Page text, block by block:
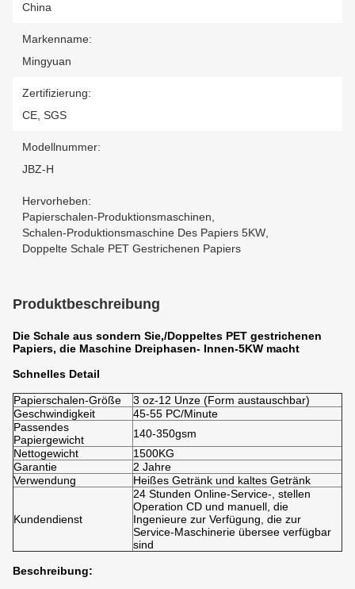
China
Markenname:
Mingyuan
Zertifizierung:
CE, SGS
Modellnummer:
JBZ-H
Hervorheben:
Papierschalen-Produktionsmaschinen
Schalen-Produktionsmaschine Des Papiers 5KW
Doppelte Schale PET Gestrichenen Papiers
Produktbeschreibung
Die Schale aus sondern Sie,/Doppeltes PET gestrichenen
Papiers, die Maschine Dreiphasen- Innen-5KW macht
Schnelles Detail
Papierschalen-Größe
3 oz-12 Unze (Form austauschbar)
Geschwindigkeit
45-55 PC/Minute
Passendes
Papiergewicht
140-350gsm
Nettogewicht
1500KG
Garantie
2 Jahre
Verwendung
Heißes Getränk und kaltes Getränk
Kundendienst
24 Stunden Online-Service-, stellen
Operation CD und manuell, die
Ingenieure zur Verfügung, die zur
Service-Maschinerie übersee verfügbar
sind
Beschreibung: